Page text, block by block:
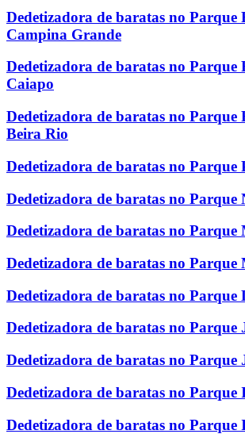
Dedetizadora de baratas no Parque
Campina Grande
Dedetizadora de baratas no Parque
Caiapo
Dedetizadora de baratas no Parque
Beira Rio
Dedetizadora de baratas no Parque
Dedetizadora de baratas no Parque
Dedetizadora de baratas no Parque
Dedetizadora de baratas no Parque
Dedetizadora de baratas no Parque
Dedetizadora de baratas no Parque
Dedetizadora de baratas no Parque
Dedetizadora de baratas no Parque
Dedetizadora de baratas no Parque